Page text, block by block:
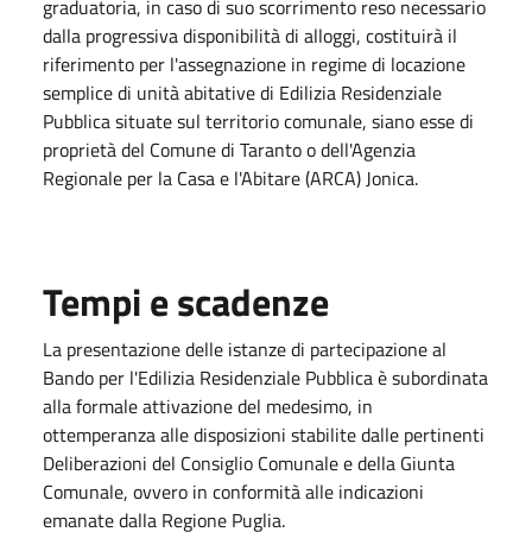
graduatoria, in caso di suo scorrimento reso necessario
dalla progressiva disponibilità di alloggi, costituirà il
riferimento per l'assegnazione in regime di locazione
semplice di unità abitative di Edilizia Residenziale
Pubblica situate sul territorio comunale, siano esse di
proprietà del Comune di Taranto o dell'Agenzia
Regionale per la Casa e l'Abitare (ARCA) Jonica.
Tempi e scadenze
La presentazione delle istanze di partecipazione al
Bando per l'Edilizia Residenziale Pubblica è subordinata
alla formale attivazione del medesimo, in
ottemperanza alle disposizioni stabilite dalle pertinenti
Deliberazioni del Consiglio Comunale e della Giunta
Comunale, ovvero in conformità alle indicazioni
emanate dalla Regione Puglia.